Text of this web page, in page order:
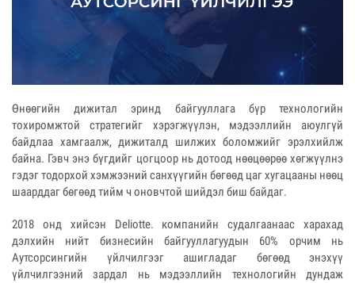
Өнөөгийн дижитал эринд байгууллага бүр технологийн
тохиромжтой стратегийг хэрэгжүүлэн, мэдээллийн аюулгүй
байдлаа хамгаалж, дижиталд шилжих боломжийг эрэлхийлж
байна. Гэвч энэ бүгдийг цогцоор нь дотоод нөөцөөрөө хөгжүүлнэ
гэдэг тодорхой хэмжээний санхүүгийн бөгөөд цаг хугацааны нөөц
шаарддаг бөгөөд тийм ч оновчтой шийдэл биш байдаг.
2018 онд хийсэн Deliotte. компанийн судалгаанаас харахад
дэлхийн нийт бизнесийн байгууллагуудын 60% орчим нь
Аутсорсингийн үйлчилгээг ашигладаг бөгөөд энэхүү
үйлчилгээний зардал нь мэдээллийн технологийн дундаж